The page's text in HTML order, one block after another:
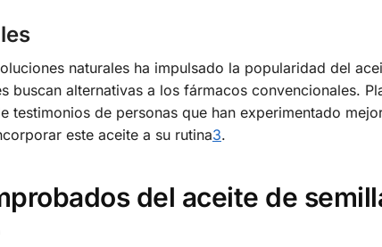
naturales ha impulsado la popularidad del
buscan alternativas a los fármacos convencionales.
testimonios de personas que han experimentado
este aceite a su rutina3.
del aceite de